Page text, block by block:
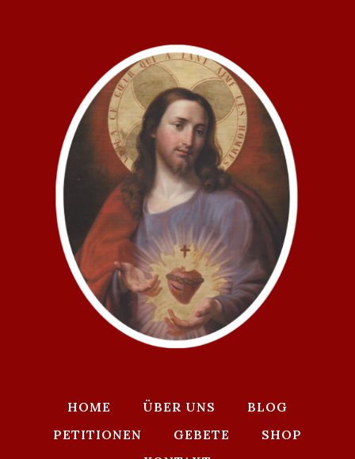
HOME ÜBER UNS
BLOG
PETITIONEN
GEBETE
SHOP